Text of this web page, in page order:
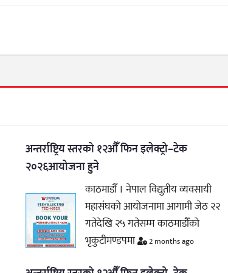
अन्तर्राष्ट्रिय स्तरको १२औँ फिन इलेक्ट्रो–टेक
२०२६आयोजना हुने
काठमाडौँ । नेपाल विद्युतीय व्यवसायी
महासंघको आयोजनामा आगामी जेठ २२
गतेदेखि २५ गतेसम्म काठमाडौँको
भृकुटीमण्डपमा
2 months ago